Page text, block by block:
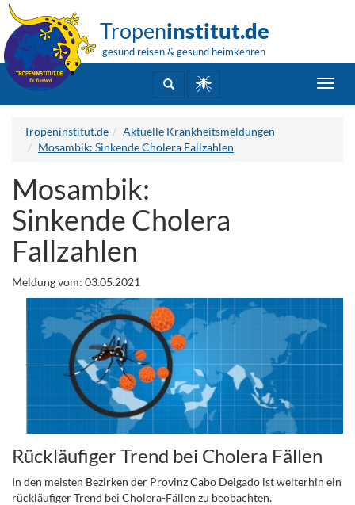
Tropeninstitut.de
gesund reisen & gesund heimkehren
Tropeninstitut.de
Aktuelle Krankheitsmeldungen
Mosambik: Sinkende Cholera Fallzahlen
Mosambik:
Sinkende Cholera
Fallzahlen
Meldung vom: 03.05.2021
Rückläufiger Trend bei Cholera Fällen
In den meisten Bezirken der Provinz Cabo Delgado ist weiterhin ein
rückläufiger Trend bei Cholera-Fällen zu beobachten.